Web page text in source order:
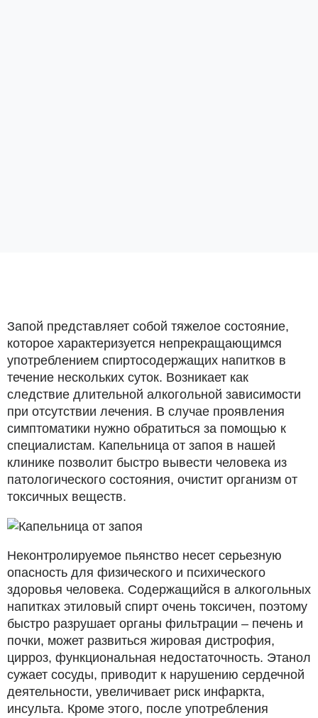
Запой представляет собой тяжелое состояние,
которое характеризуется непрекращающимся
употреблением спиртосодержащих напитков в
течение нескольких суток. Возникает как
следствие длительной алкогольной зависимости
при отсутствии лечения. В случае проявления
симптоматики нужно обратиться за помощью к
специалистам. Капельница от запоя в нашей
клинике позволит быстро вывести человека из
патологического состояния, очистит организм от
токсичных веществ.
Неконтролируемое пьянство несет серьезную
опасность для физического и психического
здоровья человека. Содержащийся в алкогольных
напитках этиловый спирт очень токсичен, поэтому
быстро разрушает органы фильтрации – печень и
почки, может развиться жировая дистрофия,
цирроз, функциональная недостаточность. Этанол
сужает сосуды, приводит к нарушению сердечной
деятельности, увеличивает риск инфаркта,
инсульта. Кроме этого, после употребления